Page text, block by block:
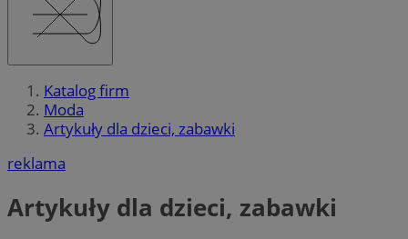
Katalog firm
Moda
Artykuły dla dzieci, zabawki
reklama
Artykuły dla dzieci, zabawki